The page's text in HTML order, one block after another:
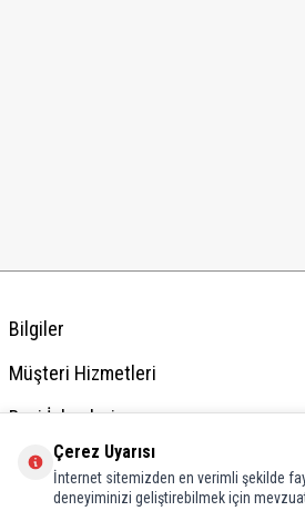
Bilgiler
Müşteri Hizmetleri
Bayi İşlemleri
Adres & İletişim
Çerez Uyarısı
İnternet sitemizden en verimli şekilde
deneyiminizi geliştirebilmek için